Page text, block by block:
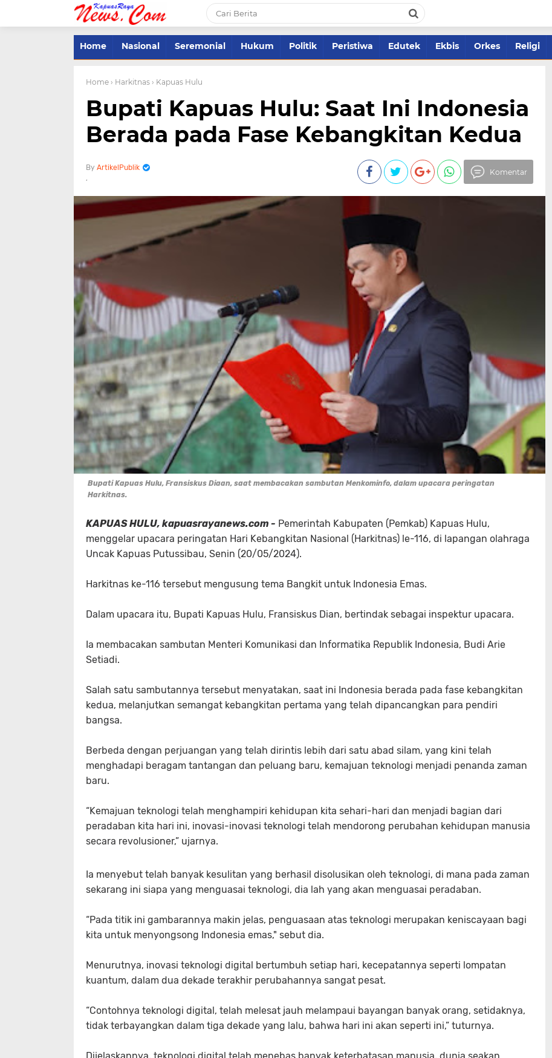
Home Nasional Seremonial Hukum Politik Peristiwa Edutek Ekbis Orkes Religi
Home › Harkitnas › Kapuas Hulu
Bupati Kapuas Hulu: Saat Ini Indonesia
Berada pada Fase Kebangkitan Kedua
ArtikelPublik Komentar
Bupati Kapuas Hulu, Fransiskus Diaan, saat membacakan sambutan Menkominfo, dalam upacara peringatan
Harkitnas.
KAPUAS HULU, kapuasrayanews.com - Pemerintah Kabupaten (Pemkab) Kapuas Hulu,
menggelar upacara peringatan Hari Kebangkitan Nasional (Harkitnas) le-116, di lapangan olahraga
Uncak Kapuas Putussibau, Senin (20/05/2024).
Harkitnas ke-116 tersebut mengusung tema Bangkit untuk Indonesia Emas.
Dalam upacara itu, Bupati Kapuas Hulu, Fransiskus Dian, bertindak sebagai inspektur upacara.
Ia membacakan sambutan Menteri Komunikasi dan Informatika Republik Indonesia, Budi Arie
Setiadi.
Salah satu sambutannya tersebut menyatakan, saat ini Indonesia berada pada fase kebangkitan
kedua, melanjutkan semangat kebangkitan pertama yang telah dipancangkan para pendiri
bangsa.
Berbeda dengan perjuangan yang telah dirintis lebih dari satu abad silam, yang kini telah
menghadapi beragam tantangan dan peluang baru, kemajuan teknologi menjadi penanda zaman
baru.
“Kemajuan teknologi telah menghampiri kehidupan kita sehari-hari dan menjadi bagian dari
peradaban kita hari ini, inovasi-inovasi teknologi telah mendorong perubahan kehidupan manusia
secara revolusioner,” ujarnya.
Ia menyebut telah banyak kesulitan yang berhasil disolusikan oleh teknologi, di mana pada zaman
sekarang ini siapa yang menguasai teknologi, dia lah yang akan menguasai peradaban.
“Pada titik ini gambarannya makin jelas, penguasaan atas teknologi merupakan keniscayaan bagi
kita untuk menyongsong Indonesia emas," sebut dia.
Menurutnya, inovasi teknologi digital bertumbuh setiap hari, kecepatannya seperti lompatan
kuantum, dalam dua dekade terakhir perubahannya sangat pesat.
“Contohnya teknologi digital, telah melesat jauh melampaui bayangan banyak orang, setidaknya,
tidak terbayangkan dalam tiga dekade yang lalu, bahwa hari ini akan seperti ini,” tuturnya.